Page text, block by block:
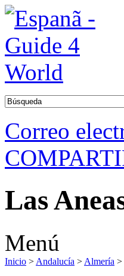
Correo
Las
Menú
Inicio > Andalucía > Almería >